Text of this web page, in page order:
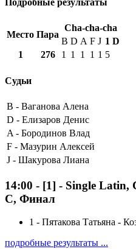
Подробные результаты
Место Пара
Cha-cha-cha
B D A F J 1 D
1
276 1 1 1 1 1 5
Судьи
B - Ваганова Алена
D - Елизаров Денис
A - Бородинов Влад
F - Мазурин Алексей
J - Шакурова Лиана
14:00 - [1] - Single Latin,
C, Финал
1 - Пятакова Татьяна -
подробные результаты ...